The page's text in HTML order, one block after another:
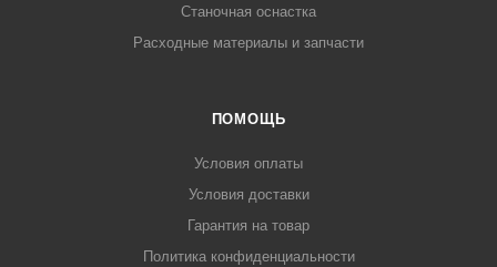
Станочная оснастка
Расходные материалы и запчасти
ПОМОЩЬ
Условия оплаты
Условия доставки
Гарантия на товар
Политика конфиденциальности